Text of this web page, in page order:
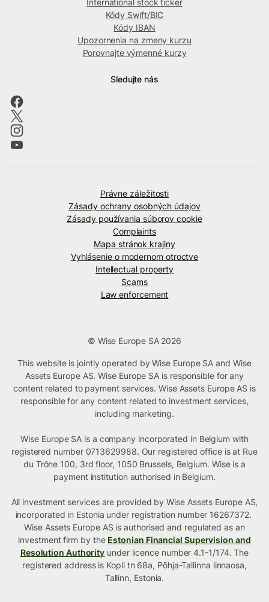
Kódy Swift/BIC
Kódy IBAN
Upozornenia na zmeny kurzu
Porovnajte výmenné kurzy
Sledujte nás
Právne záležitosti
Zásady ochrany osobných údajov
Zásady používania súborov cookie
Complaints
Mapa stránok krajiny
Vyhlásenie o modernom otroctve
Intellectual property
Scams
Law enforcement
© Wise Europe SA 2026
This website is jointly operated by Wise Europe SA and Wise
Assets Europe AS. Wise Europe SA is responsible for any
content related to payment services. Wise Assets Europe AS is
responsible for any content related to investment services,
including marketing.
Wise Europe SA is a company incorporated in Belgium with
registered number 0713629988. Our registered office is at Rue
du Trône 100, 3rd floor, 1050 Brussels, Belgium. Wise is a
payment institution authorised in Belgium.
All investment services are provided by Wise Assets Europe AS,
incorporated in Estonia under registration number 16267372.
Wise Assets Europe AS is authorised and regulated as an
investment firm by the Estonian Financial Supervision and
Resolution Authority under licence number 4.1-1/174. The
registered address is Kopli tn 68a, Põhja-Tallinna linnaosa,
Tallinn, Estonia.